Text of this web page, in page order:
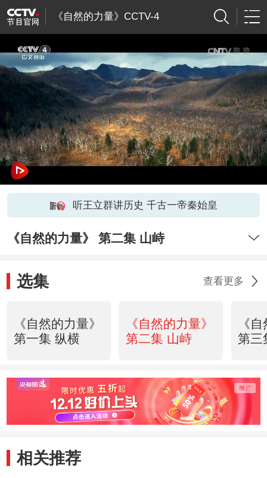
《自然的力量》CCTV-4
听王立群讲历史 千古一帝秦始皇
《自然的力量》 第二集 山峙
选集 查看更多
《自然的力量》
第一集 纵横
《自然的力量》
第二集 山峙
《
第三
相关推荐